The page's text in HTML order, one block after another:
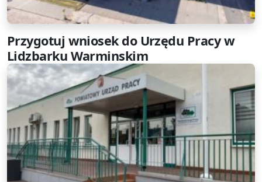
Przygotuj wniosek do Urzędu Pracy w
Lidzbarku Warminskim